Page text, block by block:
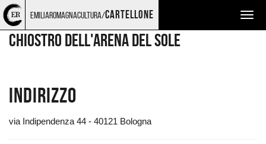
Torna
alla
home
page
Cerca
nel
sito
Salta
ai
contenuti
Salta
al
menu
principale
emiliaromagnacultura/cartellone
LUOGHI
Chiostro dell'Arena del Sole
Indirizzo
via Indipendenza 44 - 40121 Bologna